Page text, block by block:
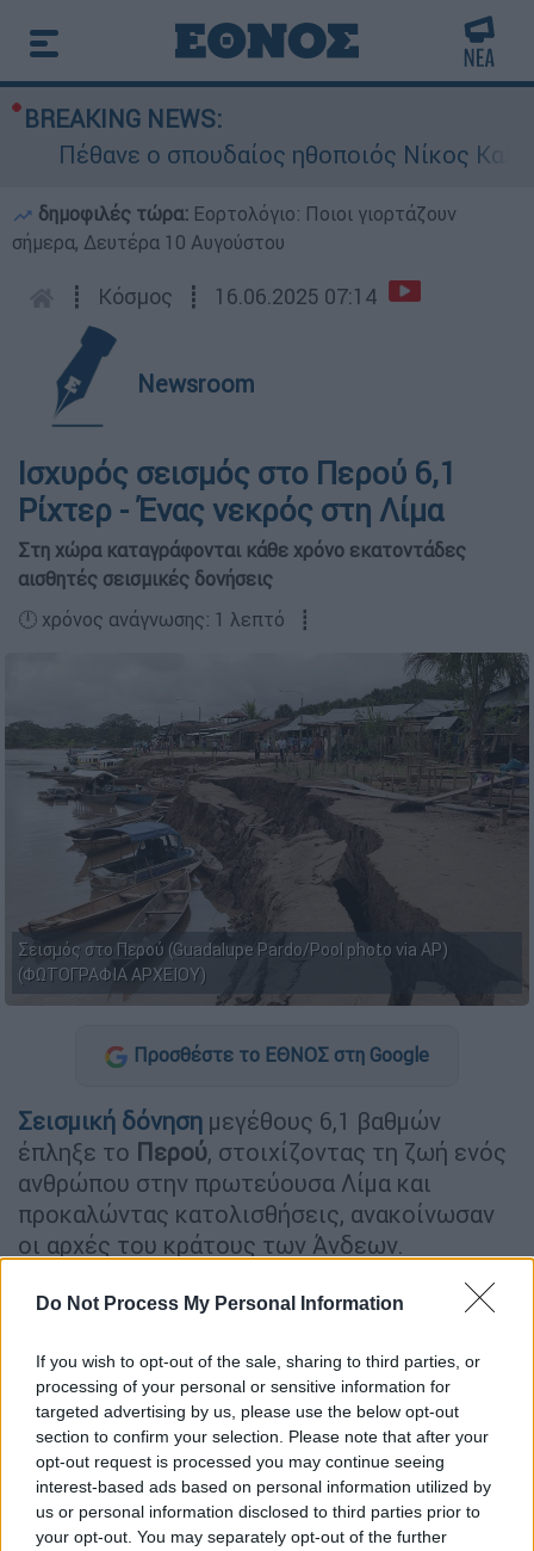
Do Not Process My Personal Information
If you wish to opt-out of the sale, sharing to third parties, or
processing of your personal or sensitive information for
targeted advertising by us, please use the below opt-out
section to confirm your selection. Please note that after your
opt-out request is processed you may continue seeing
interest-based ads based on personal information utilized by
us or personal information disclosed to third parties prior to
your opt-out. You may separately opt-out of the further
BREAKING NEWS:
Πέθανε ο σπουδαίος ηθοποιός Νίκος
δημοφιλές τώρα: Εορτολόγιο: Ποιοι γιορτάζουν
σήμερα, Δευτέρα 10 Αυγούστου
┋ Κόσμος ┋ 16.06.2025 07:14
Newsroom
Ισχυρός σεισμός στο Περού 6,1
Ρίχτερ - Ένας νεκρός στη Λίμα
Στη χώρα καταγράφονται κάθε χρόνο εκατοντάδες
αισθητές σεισμικές δονήσεις
🕛 χρόνος ανάγνωσης: 1 λεπτό ┋
Σεισμός στο Περού (Guadalupe Pardo/Pool photo via AP)
(ΦΩΤΟΓΡΑΦΙΑ ΑΡΧΕΙΟΥ)
Προσθέστε το ΕΘΝΟΣ στη Google
Σεισμική δόνηση μεγέθους 6,1 βαθμών
έπληξε το Περού, στοιχίζοντας τη ζωή ενός
ανθρώπου στην πρωτεύουσα Λίμα και
προκαλώντας κατολισθήσεις, ανακοίνωσαν
οι αρχές του κράτους των Άνδεων.
Οσεισμόςκαταγράφτηκε περί τις 11:35
χιλιόμετρα νοτιοδυτικά της Καγιάο,
παραθαλάσσιας πόλης κάπου δέκα
χιλιόμετρα από τηΛίμα, σύμφωνα με το
περουβιανό εθνικό σεισμολογικό κέντρο.
ΔΙΑΒΑΣΤΕ ΕΠΙΣΗΣ